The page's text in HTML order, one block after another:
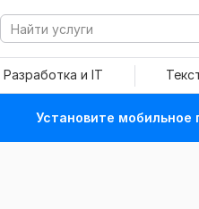
Разработка и IT
Установите